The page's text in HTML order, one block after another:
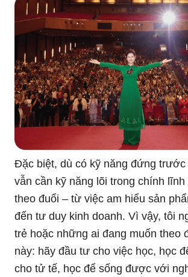
Đặc biệt, dù có kỹ năng đứng trước
vẫn cần kỹ năng lõi trong chính
theo đuổi – từ việc am hiểu sản
đến tư duy kinh doanh. Vì vậy, tôi
trẻ hoặc những ai đang muốn theo
này: hãy đầu tư cho việc học, học
cho tử tế, học để sống được với